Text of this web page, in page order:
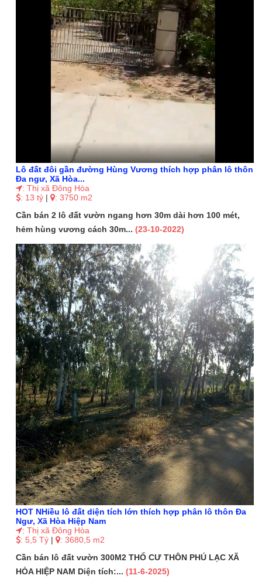
Lô đất đôi gần đường Hùng Vương thích hợp phân lô thôn
Đa ngư, Xã Hòa...
: Thị xã Đông Hòa
: 13 tỷ | : 3750 m2
Cần bán 2 lô đất vườn ngang hơn 30m dài hơn 100 mét,
hẻm hùng vương cách 30m...(23-10-2022)
HOT NHiều lô đất diện tích lớn thích hợp phân lô thôn Đa
Ngư, Xã Hòa Hiệp Nam
: Thị xã Đông Hòa
: 5,5 Tỷ | : 3680,5 m2
Cần bán lô đất vườn 300M2 THỔ CƯ THÔN PHÚ LẠC XÃ
HÒA HIỆP NAM Diện tích:...(11-6-2025)